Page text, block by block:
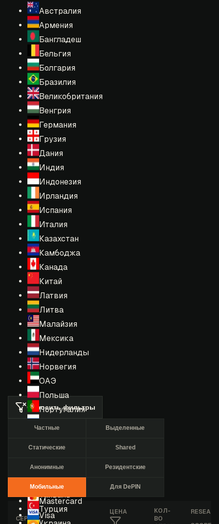
Австралия
Армения
Бангладеш
Бельгия
Болгария
Бразилия
Великобритания
Венгрия
Германия
Грузия
Дания
Индия
Индонезия
Ирландия
Испания
Италия
Казахстан
Камбоджа
Канада
Китай
Латвия
Литва
Малайзия
Мексика
Нидерланды
Норвегия
ОАЭ
Польша
Португалия
США
Сингапур
Таиланд
Турция
Mastercard
Visa
Сбросить фильтры
Частные Выделенные
Статические Shared
Анонимные Резидентские
Мобильные Для DePIN
СЕРВИС
ЦЕНА
КОЛ-
ВО